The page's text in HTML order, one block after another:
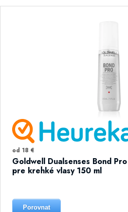
od 18 €
Goldwell Dualsenses Bond
pre krehké vlasy 150 ml
Porovnat